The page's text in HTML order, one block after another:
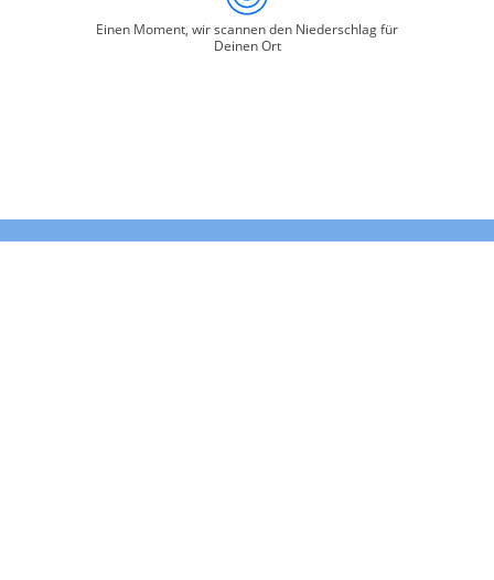
Einen Moment, wir scannen den Niederschlag für
Deinen Ort